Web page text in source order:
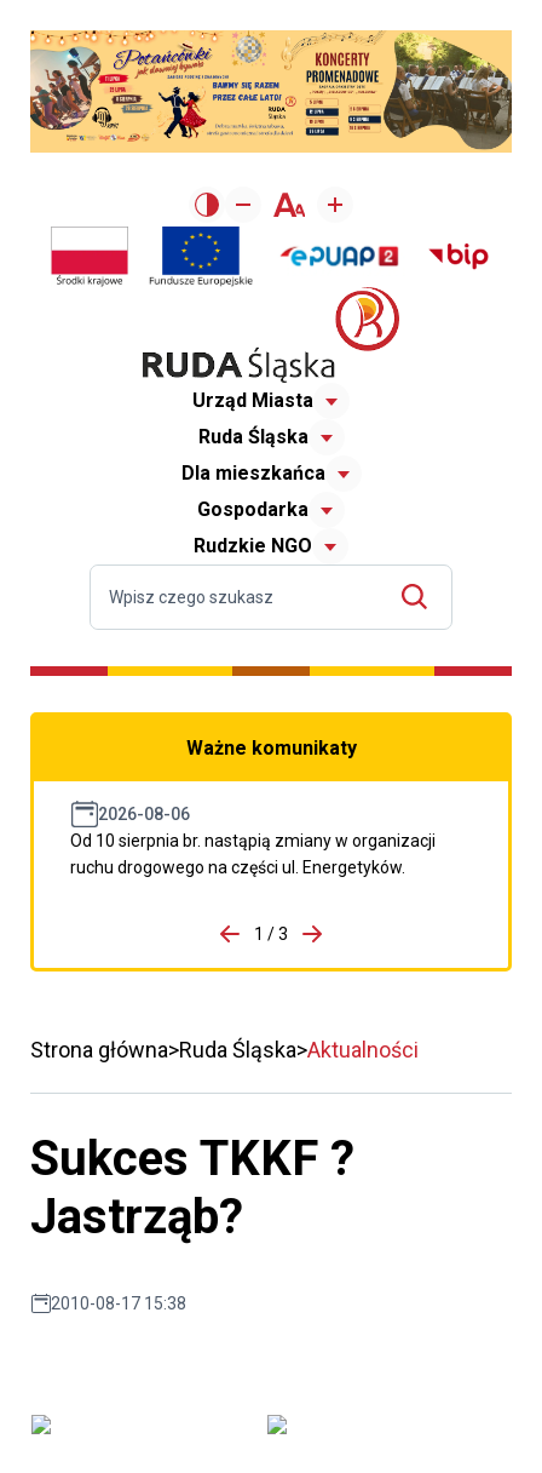
Urząd Miasta
Ruda Śląska
Dla mieszkańca
Gospodarka
Rudzkie NGO
Ważne komunikaty
2026-08-06
Od 10 sierpnia br. nastąpią zmiany w organizacji
ruchu drogowego na części ul. Energetyków.
porzpedniego komunikatu
1 / 3
Przejdź do następnego
Strona główna Ruda Śląska Aktualności
Sukces TKKF ?
Jastrząb?
2010-08-17 15:38